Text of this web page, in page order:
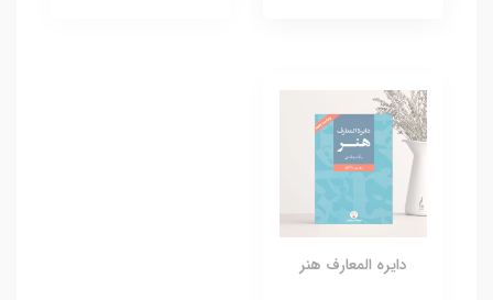
دایره المعارف هنر